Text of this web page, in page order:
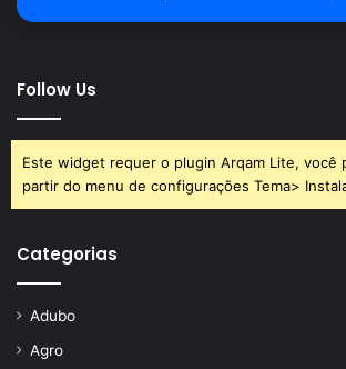
Follow Us
Este widget requer o plugin Arqam Lite, você
partir do menu de configurações Tema>
Categorias
Adubo
Agro